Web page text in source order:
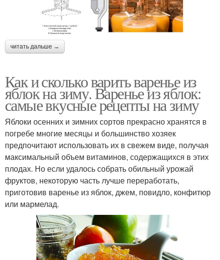
читать дальше →
Как и сколько варить варенье из
яблок на зиму. Варенье из яблок:
самые вкусные рецепты на зиму
Яблоки осенних и зимних сортов прекрасно хранятся в
погребе многие месяцы и большинство хозяек
предпочитают использовать их в свежем виде, получая
максимальный объем витаминов, содержащихся в этих
плодах. Но если удалось собрать обильный урожай
фруктов, некоторую часть лучше переработать,
приготовив варенье из яблок, джем, повидло, конфитюр
или мармелад.